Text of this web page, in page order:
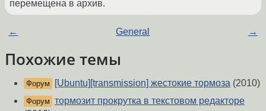
перемещена в архив.
← General →
Похожие темы
Форум [Ubuntu][transmission] жестокие тормоза (2010)
Форум тормозит прокрутка в текстовом редакторе